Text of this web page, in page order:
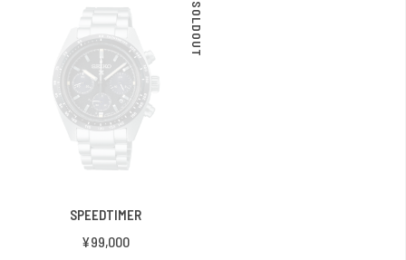
SOLDOUT
SPEEDTIMER
¥99,000